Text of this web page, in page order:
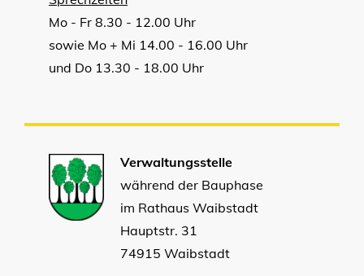
Mo - Fr 8.30 - 12.00 Uhr
sowie Mo + Mi 14.00 - 16.00 Uhr
und Do 13.30 - 18.00 Uhr
Verwaltungsstelle
während der Bauphase
im Rathaus Waibstadt
Hauptstr. 31
74915 Waibstadt